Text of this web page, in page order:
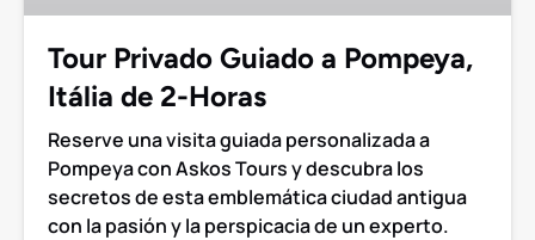
de
Horas
Tour Privado Guiado a Pompeya,
Itália de 2-Horas
Reserve una visita guiada personalizada a
Pompeya con Askos Tours y descubra los
secretos de esta emblemática ciudad antigua
con la pasión y la perspicacia de un experto.